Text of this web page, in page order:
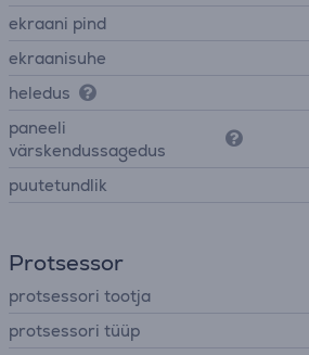
ekraani pind
ekraanisuhe
heledus
paneeli
värskendussagedus
puutetundlik
Protsessor
protsessori tootja
protsessori tüüp